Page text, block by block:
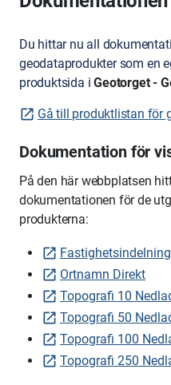
Du hittar nu all
geodataprodukter som en
produktsida i Geotorget -
Gå till produktlistan för
Dokumentation för
På den här webbplatsen
dokumentationen för de
produkterna:
Ortnamn Direkt
Topografi 10
Topografi 50
Topografi 100
Topografi 250